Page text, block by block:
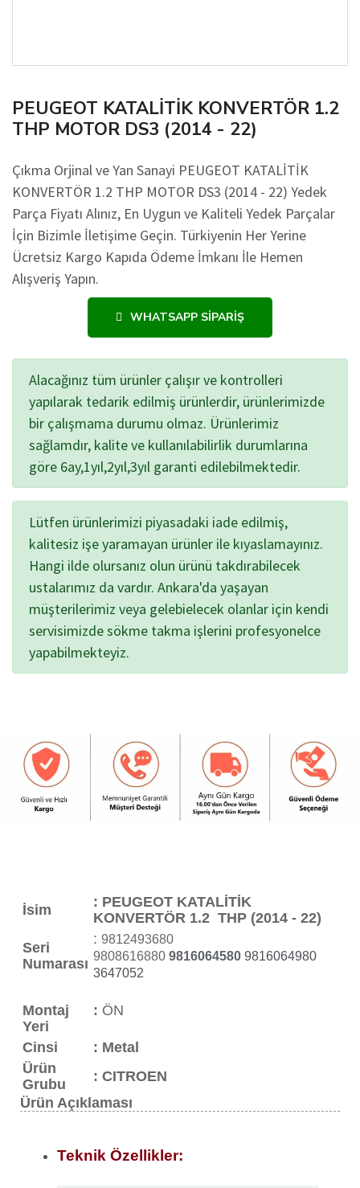
PEUGEOT KATALİTİK KONVERTÖR 1.2
THP MOTOR DS3 (2014 - 22)
Çıkma Orjinal ve Yan Sanayi PEUGEOT KATALİTİK
KONVERTÖR 1.2 THP MOTOR DS3 (2014 - 22) Yedek
Parça Fiyatı Alınız, En Uygun ve Kaliteli Yedek Parçalar
İçin Bizimle İletişime Geçin. Türkiyenin Her Yerine
Ücretsiz Kargo Kapıda Ödeme İmkanı İle Hemen
Alışveriş Yapın.
WHATSAPP SIPARIŞ
Alacağınız tüm ürünler çalışır ve kontrolleri
yapılarak tedarik edilmiş ürünlerdir, ürünlerimizde
bir çalışmama durumu olmaz. Ürünlerimiz
sağlamdır, kalite ve kullanılabilirlik durumlarına
göre 6ay,1yıl,2yıl,3yıl garanti edilebilmektedir.
Lütfen ürünlerimizi piyasadaki iade edilmiş,
kalitesiz işe yaramayan ürünler ile kıyaslamayınız.
Hangi ilde olursanız olun ürünü takdırabilecek
ustalarımız da vardır. Ankara'da yaşayan
müşterilerimiz veya gelebielecek olanlar için kendi
servisimizde sökme takma işlerini profesyonelce
yapabilmekteyiz.
İsim
: PEUGEOT KATALİTİK
KONVERTÖR 1.2 THP (2014 - 22)
Seri
Numarası
: 9812493680
9808616880 9816064580 9816064980
3647052
Montaj
Yeri
: ÖN
Cinsi
: Metal
Ürün
Grubu
: CITROEN
Ürün Açıklaması
Teknik Özellikler: